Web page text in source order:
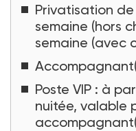
Privatisation
semaine (hors
semaine (avec
Poste VIP : à
nuitée, valable